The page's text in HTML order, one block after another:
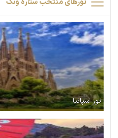
تور اسپانیا